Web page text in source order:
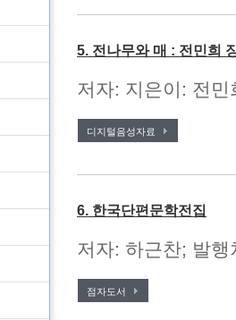
5. 전나무와 매 : 전민희
저자: 지은이: 전
디지털음성자료
6. 한국단편문학전집
저자: 하근찬; 발
점자도서